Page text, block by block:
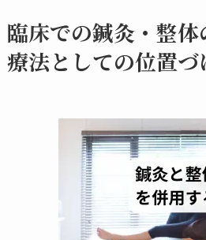
臨床での鍼灸・整
療法としての位置づ